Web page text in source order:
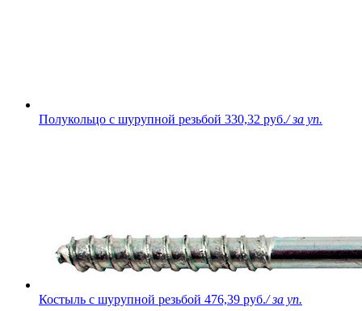
Полукольцо с шурупной резьбой 330,32 руб./ за уп.
Костыль с шурупной резьбой 476,39 руб./ за уп.